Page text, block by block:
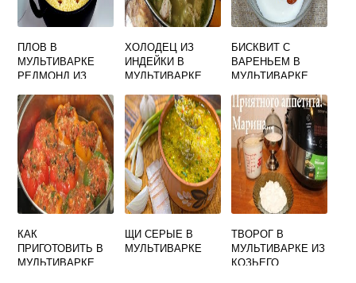
ПЛОВ В
МУЛЬТИВАРКЕ
РЕДМОНД ИЗ
ХОЛОДЕЦ ИЗ
ИНДЕЙКИ В
МУЛЬТИВАРКЕ
БИСКВИТ С
ВАРЕНЬЕМ В
МУЛЬТИВАРКЕ
КАК
ПРИГОТОВИТЬ В
МУЛЬТИВАРКЕ
ЩИ СЕРЫЕ В
МУЛЬТИВАРКЕ
ТВОРОГ В
МУЛЬТИВАРКЕ ИЗ
КОЗЬЕГО